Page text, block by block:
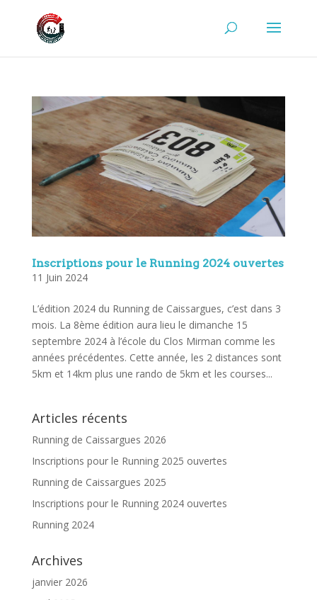
Inscriptions pour le Running 2024 ouvertes
11 Juin 2024
L’édition 2024 du Running de Caissargues, c’est dans 3
mois. La 8ème édition aura lieu le dimanche 15
septembre 2024 à l’école du Clos Mirman comme les
années précédentes. Cette année, les 2 distances sont
5km et 14km plus une rando de 5km et les courses...
Articles récents
Running de Caissargues 2026
Inscriptions pour le Running 2025 ouvertes
Running de Caissargues 2025
Inscriptions pour le Running 2024 ouvertes
Running 2024
Archives
janvier 2026